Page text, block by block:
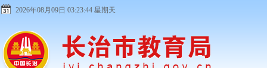
2026年08月09日 03:23:45 星期天